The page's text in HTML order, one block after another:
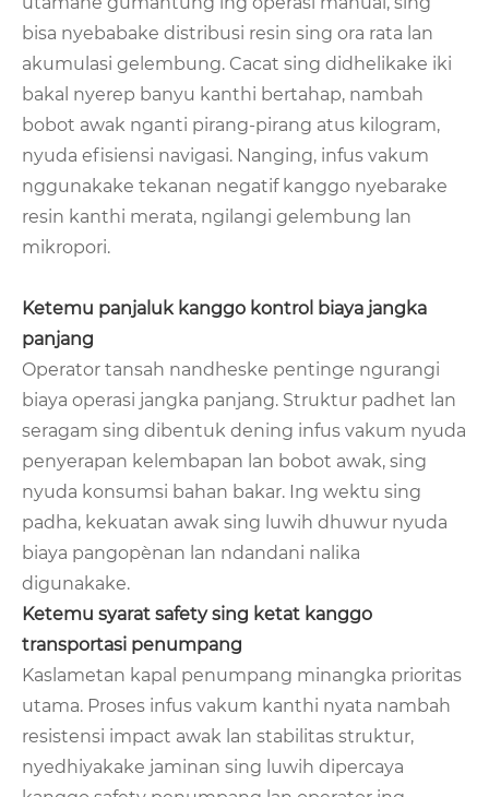
bisa nyebabake distribusi resin sing ora rata lan
akumulasi gelembung. Cacat sing didhelikake iki
bakal nyerep banyu kanthi bertahap, nambah
bobot awak nganti pirang-pirang atus kilogram,
nyuda efisiensi navigasi. Nanging, infus vakum
nggunakake tekanan negatif kanggo nyebarake
resin kanthi merata, ngilangi gelembung lan
mikropori.
Ketemu panjaluk kanggo kontrol biaya jangka
panjang
Operator tansah nandheske pentinge ngurangi
biaya operasi jangka panjang. Struktur padhet lan
seragam sing dibentuk dening infus vakum nyuda
penyerapan kelembapan lan bobot awak, sing
nyuda konsumsi bahan bakar. Ing wektu sing
padha, kekuatan awak sing luwih dhuwur nyuda
biaya pangopènan lan ndandani nalika
digunakake.
Ketemu syarat safety sing ketat kanggo
transportasi penumpang
Kaslametan kapal penumpang minangka prioritas
utama. Proses infus vakum kanthi nyata nambah
resistensi impact awak lan stabilitas struktur,
nyedhiyakake jaminan sing luwih dipercaya